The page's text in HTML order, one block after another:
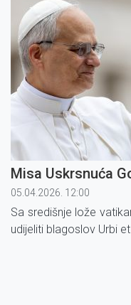
Misa Uskrsnuća
05.04.2026. 12:00
Sa središnje lože
udijeliti blagoslov Urbi